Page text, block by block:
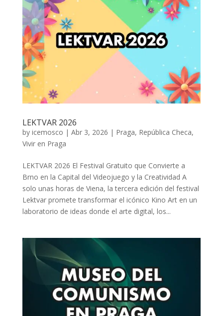
LEKTVAR 2026
by icemosco | Abr 3, 2026 | Praga, República Checa,
Vivir en Praga
LEKTVAR 2026 El Festival Gratuito que Convierte a
Brno en la Capital del Videojuego y la Creatividad A
solo unas horas de Viena, la tercera edición del festival
Lektvar promete transformar el icónico Kino Art en un
laboratorio de ideas donde el arte digital, los...